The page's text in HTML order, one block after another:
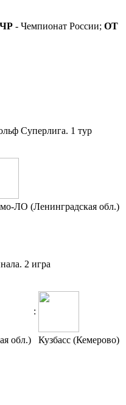
ЧР - Чемпионат России; ОТ
Суперлига. 1 тур
ЛО (Ленинградская обл.)
2 игра
:
обл.) Кузбасс (Кемерово)